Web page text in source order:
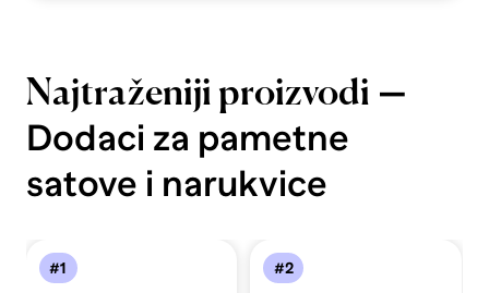
Najtraženiji proizvodi —
Dodaci za pametne
satove i narukvice
#1 #2